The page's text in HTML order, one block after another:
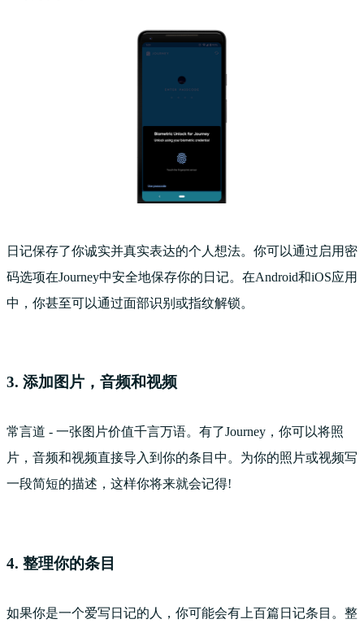
日记保存了你诚实并真实表达的个人想法。你可以通过启用密
码选项在Journey中安全地保存你的日记。在Android和iOS应用
中，你甚至可以通过面部识别或指纹解锁。
3. 添加图片，音频和视频
常言道 - 一张图片价值千言万语。有了Journey，你可以将照
片，音频和视频直接导入到你的条目中。为你的照片或视频写
一段简短的描述，这样你将来就会记得!
4. 整理你的条目
如果你是一个爱写日记的人，你可能会有上百篇日记条目。整